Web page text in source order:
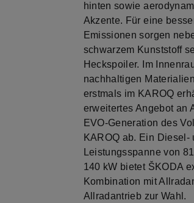
hinten sowie
Akzente. Für eine
Emissionen sorgen
schwarzem Kunststoff
Heckspoiler. Im
nachhaltigen
erstmals im KAROQ
erweitertes Angebot an
EVO-Generation des
KAROQ ab. Ein
Leistungsspanne von
140 kW bietet ŠKODA
Kombination mit
Allradantrieb zur Wahl.